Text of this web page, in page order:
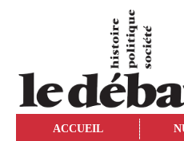
ACCUEIL